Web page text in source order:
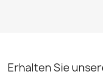
Erhalten Sie